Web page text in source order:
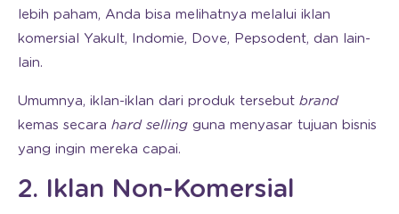
lebih paham, Anda bisa melihatnya melalui iklan
komersial Yakult, Indomie, Dove, Pepsodent, dan lain-
lain.
Umumnya, iklan-iklan dari produk tersebut brand
kemas secara hard selling guna menyasar tujuan bisnis
yang ingin mereka capai.
2. Iklan Non-Komersial